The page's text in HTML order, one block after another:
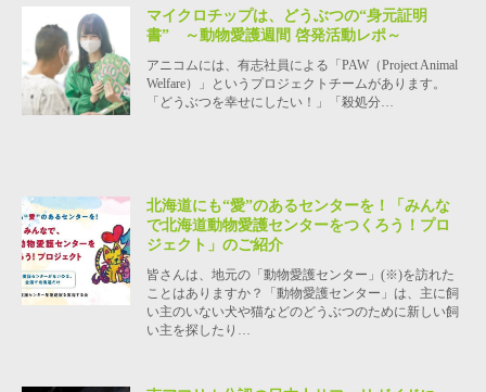
マイクロチップは、どうぶつの“身元証明
書” ～動物愛護週間 啓発活動レポ～
アニコムには、有志社員による「PAW（Project Animal
Welfare）」というプロジェクトチームがあります。
「どうぶつを幸せにしたい！」「殺処分…
北海道にも“愛”のあるセンターを！「みんな
で北海道動物愛護センターをつくろう！プロ
ジェクト」のご紹介
皆さんは、地元の「動物愛護センター」(※)を訪れた
ことはありますか？「動物愛護センター」は、主に飼
い主のいない犬や猫などのどうぶつのために新しい飼
い主を探したり…